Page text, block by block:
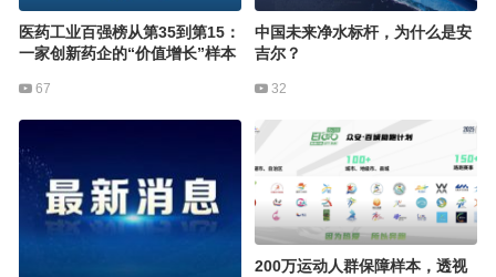
医药工业百强榜从第35到第15：
一家创新药企的“价值增长”样本
67
中国未来净水标杆，为什么是安
吉尔？
32
200万运动人群保障样本，透视